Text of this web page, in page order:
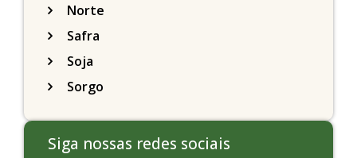
Norte
Safra
Soja
Sorgo
Siga nossas redes sociais